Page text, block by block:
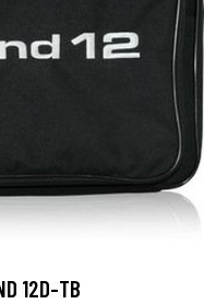
12D-TB